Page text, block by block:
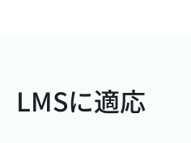
LMSに適応